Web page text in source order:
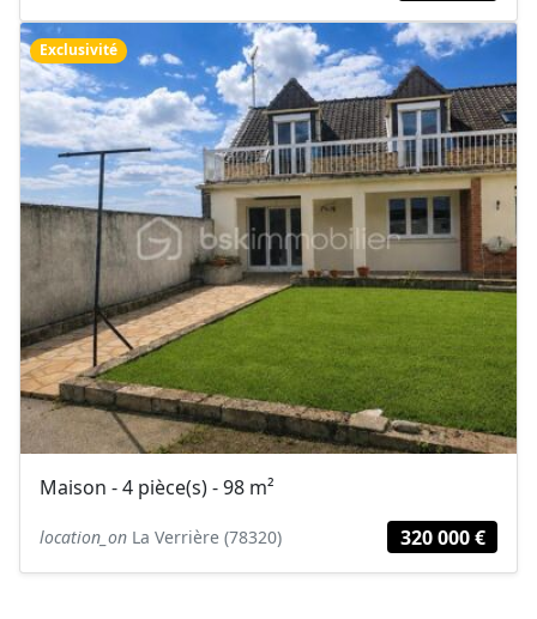
Exclusivité
Maison - 4 pièce(s) - 98 m²
location_on La Verrière (78320) 320 000 €